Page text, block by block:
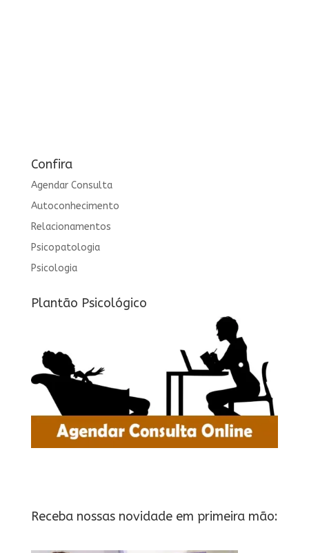
Confira
Agendar Consulta
Autoconhecimento
Relacionamentos
Psicopatologia
Psicologia
Plantão Psicológico
Receba nossas novidade em primeira mão: